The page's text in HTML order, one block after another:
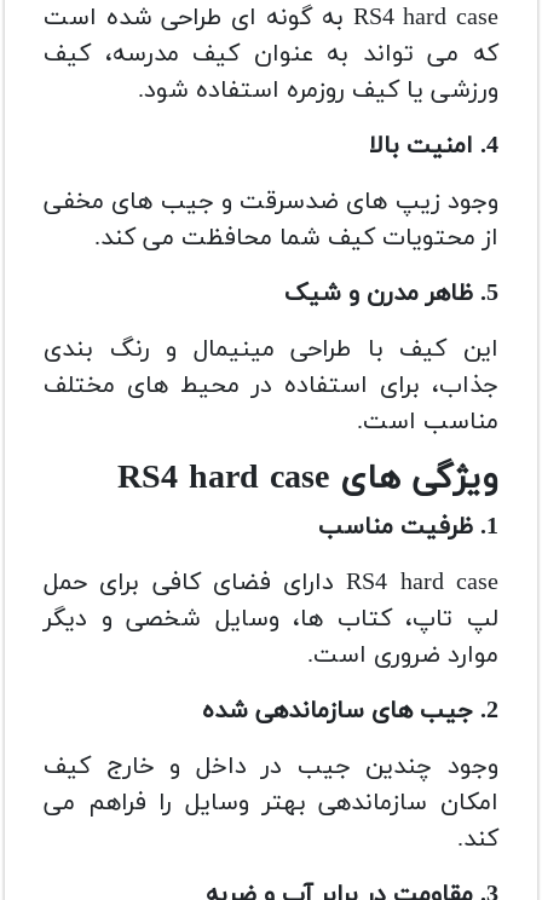
RS4 hard case به گونه ای طراحی شده است
که می تواند به عنوان کیف مدرسه، کیف
ورزشی یا کیف روزمره استفاده شود.
4. امنیت بالا
وجود زیپ های ضدسرقت و جیب های مخفی
از محتویات کیف شما محافظت می کند.
5. ظاهر مدرن و شیک
این کیف با طراحی مینیمال و رنگ بندی
جذاب، برای استفاده در محیط های مختلف
مناسب است.
ویژگی های RS4 hard case
1. ظرفیت مناسب
RS4 hard case دارای فضای کافی برای حمل
لپ تاپ، کتاب ها، وسایل شخصی و دیگر
موارد ضروری است.
2. جیب های سازماندهی شده
وجود چندین جیب در داخل و خارج کیف
امکان سازماندهی بهتر وسایل را فراهم می
کند.